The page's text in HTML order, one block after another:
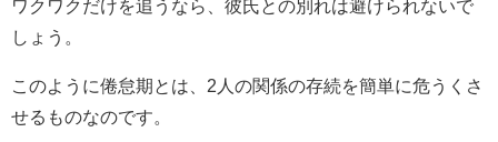
ワクワクだけを追うなら、彼氏との別れは避けられないで
しょう。
このように倦怠期とは、 2 人の関係の存続を簡単に危うくさ
せるものなのです。